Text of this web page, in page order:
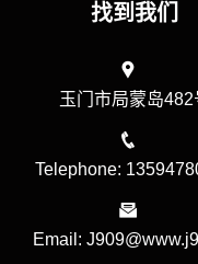
找到我们
玉门市局蒙岛482
Telephone:
Email: